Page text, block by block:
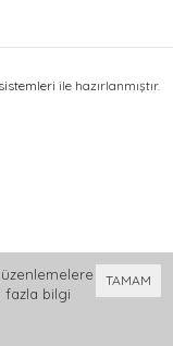
ile hazırlanmıştır.
TAMAM
fazla bilgi